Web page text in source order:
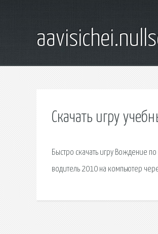
Скачать игру
Быстро скачать игру Вождение
водитель 2010 на компьютер